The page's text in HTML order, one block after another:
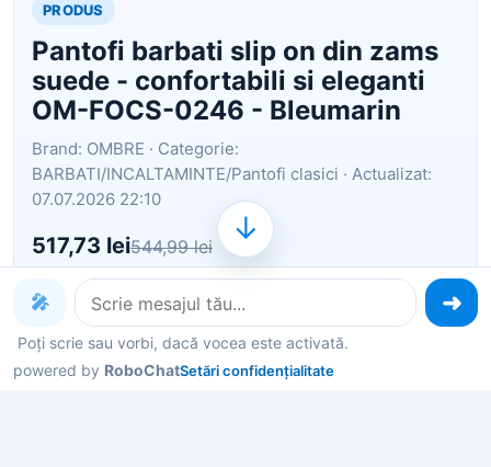
PRODUS
Pantofi barbati slip on din zams
suede - confortabili si eleganti
OM-FOCS-0246 - Bleumarin
Brand: OMBRE · Categorie:
BARBATI/INCALTAMINTE/Pantofi clasici · Actualizat:
07.07.2026 22:10
517,73 lei544,99 lei
Ai ajuns la un produs concret. Îți pot spune rapid
dacă merită, ce avantaje are și ce alternative
similare găsești mai ușor.
🎤
Poți scrie sau vorbi, dacă vocea este activată.
powered by RoboChatSetări confidențialitate
↓